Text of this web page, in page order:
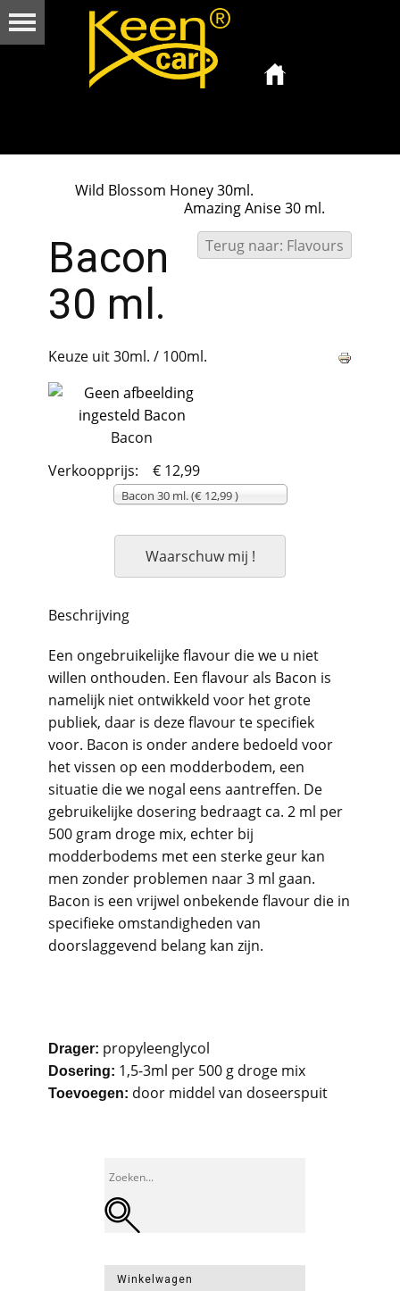
Wild Blossom Honey 30ml.
Amazing Anise 30 ml.
Terug naar: Flavours
Bacon
30 ml.
Keuze uit 30ml. / 100ml.
Bacon
Verkoopprijs:
€ 12,99
Bacon 30 ml. (€ 12,99 )
Waarschuw mij !
Beschrijving
Een ongebruikelijke flavour die we u niet
willen onthouden. Een flavour als Bacon is
namelijk niet ontwikkeld voor het grote
publiek, daar is deze flavour te specifiek
voor. Bacon is onder andere bedoeld voor
het vissen op een modderbodem, een
situatie die we nogal eens aantreffen. De
gebruikelijke dosering bedraagt ca. 2 ml per
500 gram droge mix, echter bij
modderbodems met een sterke geur kan
men zonder problemen naar 3 ml gaan.
Bacon is een vrijwel onbekende flavour die in
specifieke omstandigheden van
doorslaggevend belang kan zijn.
Drager: propyleenglycol
Dosering: 1,5-3ml per 500 g droge mix
Toevoegen: door middel van doseerspuit
Winkelwagen